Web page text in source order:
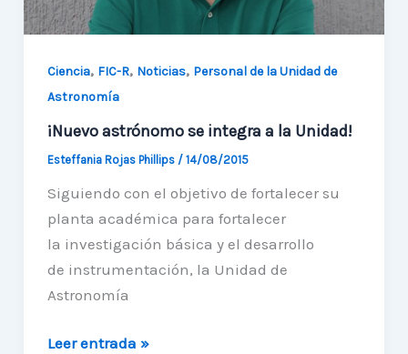
Ciencia, FIC-R, Noticias, Personal de la Unidad de
Astronomía
¡Nuevo astrónomo se integra a la Unidad!
Esteffania Rojas Phillips / 14/08/2015
Siguiendo con el objetivo de fortalecer su
planta académica para fortalecer
la investigación básica y el desarrollo
de instrumentación, la Unidad de
Astronomía
¡Nuevo
Leer entrada »